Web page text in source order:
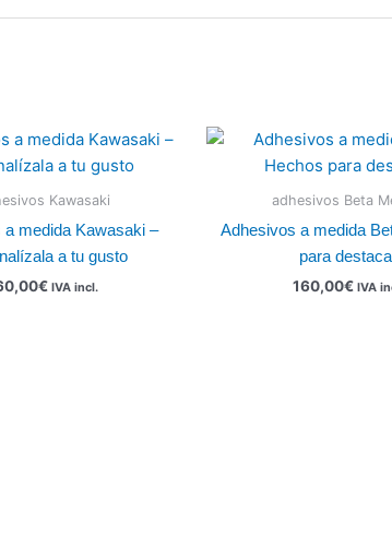
Kawasaki
a medida Kawasaki –
a tu gusto
€ IVA incl.
adhesivos Beta
Adhesivos a medida
para
160,00€ IVA